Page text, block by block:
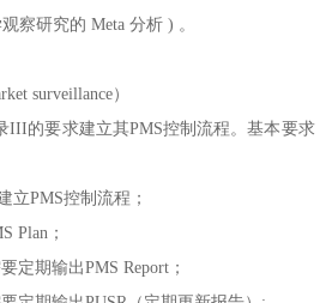
察研究的 Meta 分析 ) 。
surveillance）
III的要求建立其PMS控制流程。基本要求
立PMS控制流程；
Plan；
定期输出PMS Report；